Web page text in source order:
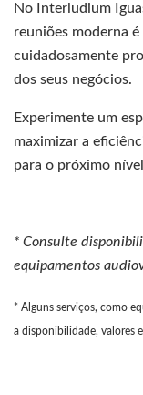
No Interludium
reuniões moderna
cuidadosamente
dos seus negócios.
Experimente um
maximizar a
para o próximo
* Consulte
equipamentos
* Alguns serviços, como
a disponibilidade, valores